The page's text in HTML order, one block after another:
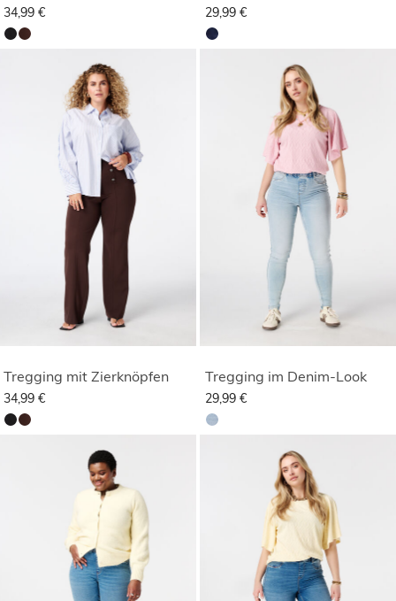
34,99 € 29,99 €
Tregging mit Zierknöpfen
34,99 €
Tregging im Denim-Look
29,99 €